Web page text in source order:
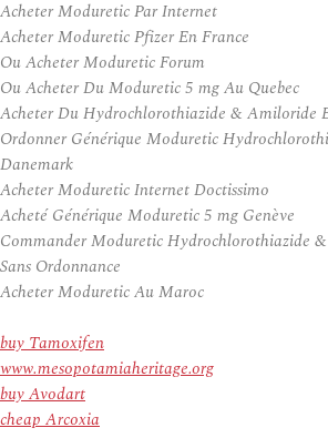
Acheter Moduretic Par Internet
Acheter Moduretic Pfizer En France
Ou Acheter Moduretic Forum
Ou Acheter Du Moduretic 5 mg Au Quebec
Acheter Du Hydrochlorothiazide & Amiloride
Ordonner Générique Moduretic
Danemark
Acheter Moduretic Internet Doctissimo
Acheté Générique Moduretic 5 mg Genève
Commander Moduretic Hydrochlorothiazide
Sans Ordonnance
Acheter Moduretic Au Maroc
buy Tamoxifen
www.mesopotamiaheritage.org
buy Avodart
cheap Arcoxia